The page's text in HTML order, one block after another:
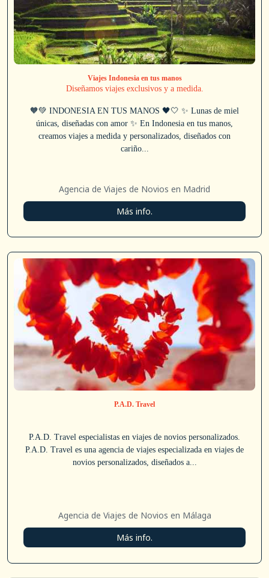
Viajes Indonesia en tus manos
Diseñamos viajes exclusivos y a medida.
🧡💚 INDONESIA EN TUS MANOS 🖤🤍 ✨ Lunas de miel
únicas, diseñadas con amor ✨ En Indonesia en tus manos,
creamos viajes a medida y personalizados, diseñados con
cariño...
Agencia de Viajes de Novios en Madrid
Más info.
P.A.D. Travel
P.A.D. Travel especialistas en viajes de novios personalizados.
P.A.D. Travel es una agencia de viajes especializada en viajes de
novios personalizados, diseñados a...
Agencia de Viajes de Novios en Málaga
Más info.